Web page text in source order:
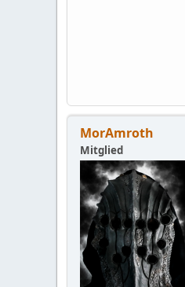
MorAmroth
Mitglied